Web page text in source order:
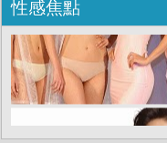
性感焦點